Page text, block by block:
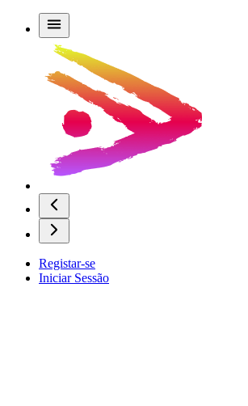
Registar-se
Iniciar Sessão